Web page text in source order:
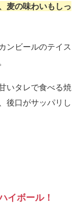
麦の味わいもしっ
ンビールのテイス
いタレで食べる焼
後口がサッパリし
イボール！